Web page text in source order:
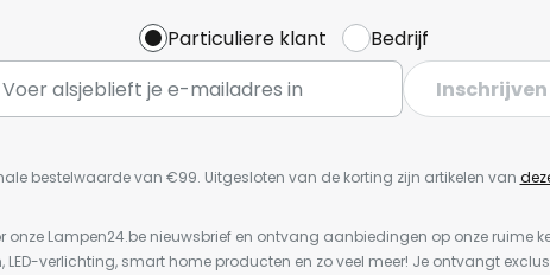
Particuliere klant
Bedrijf
Inschrijven
bestelwaarde van €99. Uitgesloten van de korting zijn artikelen van
onze Lampen24.be nieuwsbrief en ontvang aanbiedingen op onze ruime
LED-verlichting, smart home producten en zo veel meer! Je ontvangt